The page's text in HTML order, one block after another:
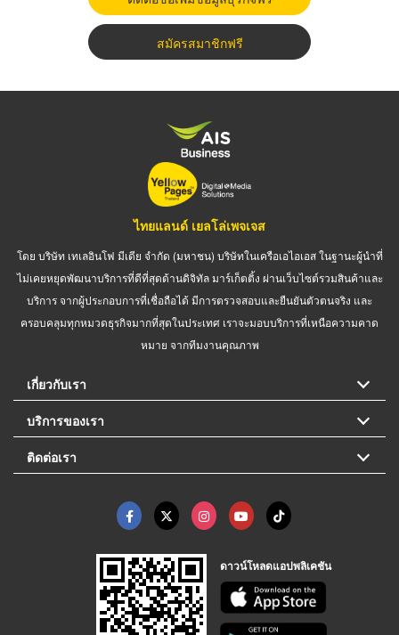
สมัครสมาชิกฟรี
ไทยแลนด์ เยลโล่เพจเจส
โดย บริษัท เทเลอินโฟ มีเดีย จำกัด (มหาชน) บริษัทในเครือเอไอเอส ในฐานะผู้นำที่
ไม่เคยหยุดพัฒนาบริการที่ดีที่สุดด้านดิจิทัล มาร์เก็ตติ้ง ผ่านเว็บไซต์รวมสินค้าและ
บริการ จากผู้ประกอบการที่เชื่อถือได้ มีการตรวจสอบและยืนยันตัวตนจริง และ
ครอบคลุมทุกหมวดธุรกิจมากที่สุดในประเทศ เราจะมอบบริการที่เหนือความคาด
หมาย จากทีมงานคุณภาพ
เกี่ยวกับเรา
บริการของเรา
ติดต่อเรา
ดาวน์โหลดแอปพลิเคชัน